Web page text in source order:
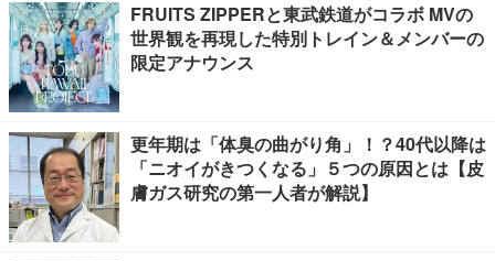
FRUITS ZIPPERと東武鉄道がコラボ MVの
世界観を再現した特別トレイン＆メンバーの
限定アナウンス
更年期は「体臭の曲がり角」！？40代以降は
「ニオイがきつくなる」５つの原因とは【皮
膚ガス研究の第一人者が解説】